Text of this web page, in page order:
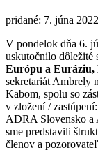
pridané: 7. júna 2022
V pondelok dňa 6.
uskutočnilo dôležité
Európu a Euráziu,
sekretariát Ambrely
Kabom, spolu so
v zložení /
ADRA Slovensko a
sme predstavili
členov a